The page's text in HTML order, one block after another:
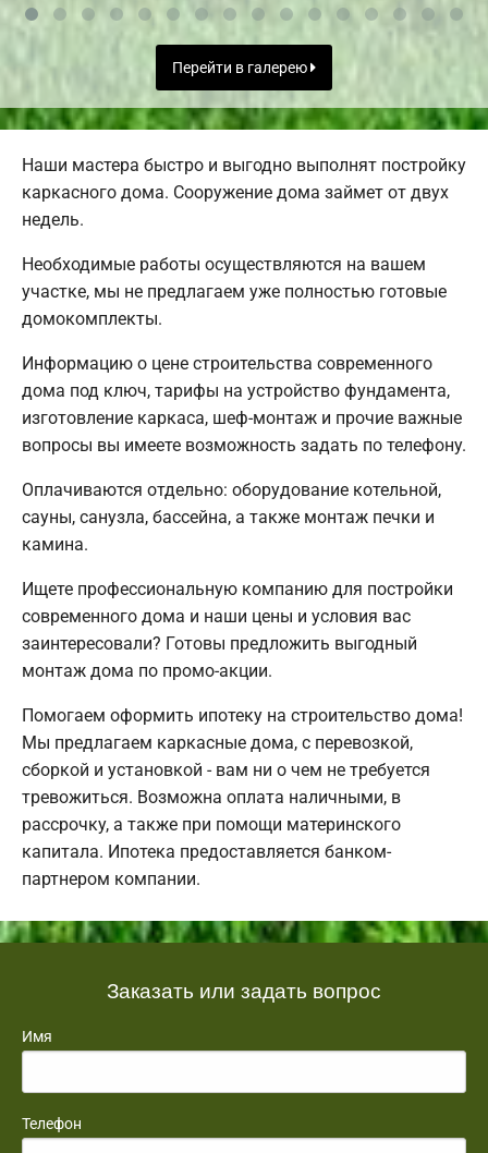
Перейти в галерею
Наши мастера быстро и выгодно выполнят постройку
каркасного дома. Сооружение дома займет от двух
недель.
Необходимые работы осуществляются на вашем
участке, мы не предлагаем уже полностью готовые
домокомплекты.
Информацию о цене строительства современного
дома под ключ, тарифы на устройство фундамента,
изготовление каркаса, шеф-монтаж и прочие важные
вопросы вы имеете возможность задать по телефону.
Оплачиваются отдельно: оборудование котельной,
сауны, санузла, бассейна, а также монтаж печки и
камина.
Ищете профессиональную компанию для постройки
современного дома и наши цены и условия вас
заинтересовали? Готовы предложить выгодный
монтаж дома по промо-акции.
Помогаем оформить ипотеку на строительство дома!
Мы предлагаем каркасные дома, с перевозкой,
сборкой и установкой - вам ни о чем не требуется
тревожиться. Возможна оплата наличными, в
рассрочку, а также при помощи материнского
капитала. Ипотека предоставляется банком-
партнером компании.
Заказать или задать вопрос
Имя
Телефон